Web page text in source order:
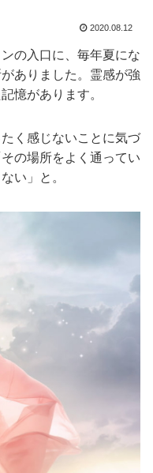
2020.08.12
の入口に、毎年夏にな
ありました。霊感が強
憶があります。
く感じないことに気づ
の場所をよく通ってい
い」と。